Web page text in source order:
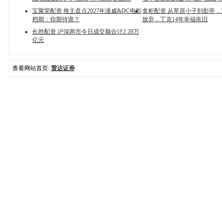
宝聚荣配资 推主盘点2027年漫威&DC电影
档期：你期待谁？
拿柜配资 从草原小子到影帝
放弃，丁克14年幸福依旧
长胜配资 沪深两市今日成交额合计2.28万
亿元
查看网站首页: 雷达证券